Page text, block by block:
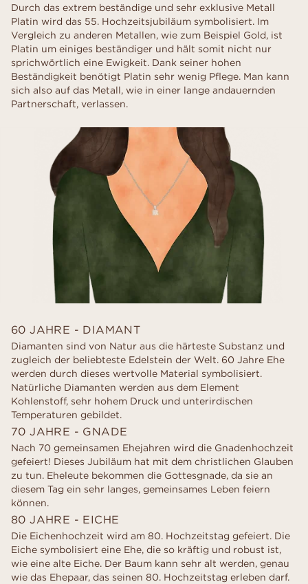
Durch das extrem beständige und sehr exklusive Metall
Platin wird das 55. Hochzeitsjubiläum symbolisiert. Im
Vergleich zu anderen Metallen, wie zum Beispiel Gold, ist
Platin um einiges beständiger und hält somit nicht nur
sprichwörtlich eine Ewigkeit. Dank seiner hohen
Beständigkeit benötigt Platin sehr wenig Pflege. Man kann
sich also auf das Metall, wie in einer lange andauernden
Partnerschaft, verlassen.
60 JAHRE - DIAMANT
Diamanten sind von Natur aus die härteste Substanz und
zugleich der beliebteste Edelstein der Welt. 60 Jahre Ehe
werden durch dieses wertvolle Material symbolisiert.
Natürliche Diamanten werden aus dem Element
Kohlenstoff, sehr hohem Druck und unterirdischen
Temperaturen gebildet.
70 JAHRE - GNADE
Nach 70 gemeinsamen Ehejahren wird die Gnadenhochzeit
gefeiert! Dieses Jubiläum hat mit dem christlichen Glauben
zu tun. Eheleute bekommen die Gottesgnade, da sie an
diesem Tag ein sehr langes, gemeinsames Leben feiern
können.
80 JAHRE - EICHE
Die Eichenhochzeit wird am 80. Hochzeitstag gefeiert. Die
Eiche symbolisiert eine Ehe, die so kräftig und robust ist,
wie eine alte Eiche. Der Baum kann sehr alt werden, genau
wie das Ehepaar, das seinen 80. Hochzeitstag erleben darf.